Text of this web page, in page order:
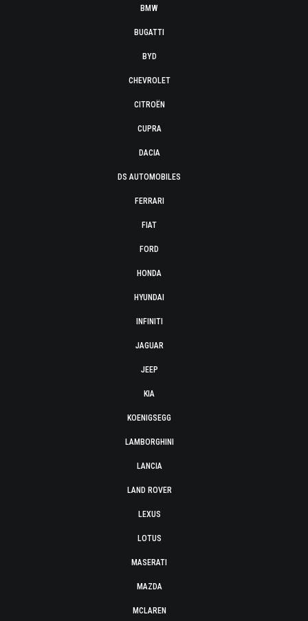
BMW
BUGATTI
BYD
CHEVROLET
CITROËN
CUPRA
DACIA
DS AUTOMOBILES
FERRARI
FIAT
FORD
HONDA
HYUNDAI
INFINITI
JAGUAR
JEEP
KIA
KOENIGSEGG
LAMBORGHINI
LANCIA
LAND ROVER
LEXUS
LOTUS
MASERATI
MAZDA
MCLAREN